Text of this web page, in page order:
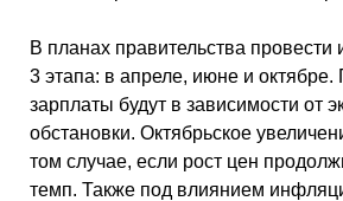
В планах правительства провести
3 этапа: в апреле, июне и
зарплаты будут в зависимости от
обстановки. Октябрьское
том случае, если рост цен
темп. Также под влиянием